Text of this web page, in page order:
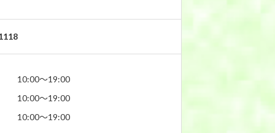
10:00〜19:00
10:00〜19:00
10:00〜19:00